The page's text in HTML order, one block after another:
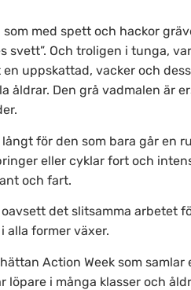
med spett och hackor
svett”. Och troligen i tunga,
uppskattad, vacker och
åldrar. Den grå vadmalen är
för den som bara går en
eller cyklar fort och
och fart.
det slitsamma arbetet
alla former växer.
Action Week som
löpare i många klasser och